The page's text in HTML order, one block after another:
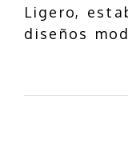
Ligero,
diseños